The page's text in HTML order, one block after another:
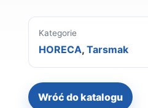
Kategorie
HORECA,Tarsmak
Wróć do katalogu